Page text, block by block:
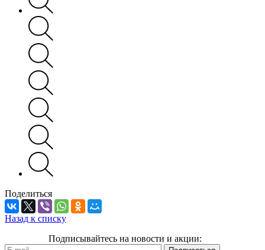
Поделиться
Назад к списку
Подписывайтесь на новости и акции: